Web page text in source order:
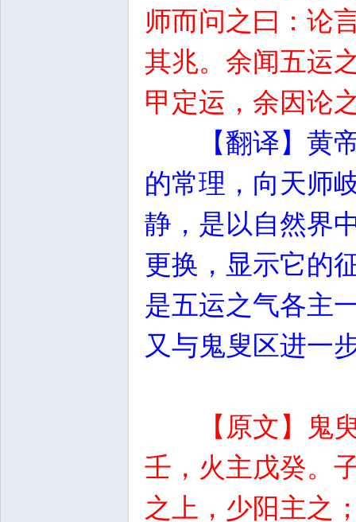
师而问之曰：论
其兆。余闻五运
甲定运，余因论
【翻译】黄
的常理，向天师
静，是以自然界
更换，显示它的
是五运之气各主
又与鬼叟区进一
【原文】鬼
壬，火主戊癸。
之上，少阳主之